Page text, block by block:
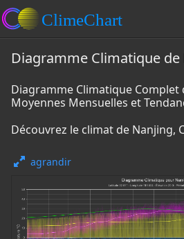
Diagramme Climatique de
Diagramme Climatique Complet
Moyennes Mensuelles et
Découvrez le climat de Nanjing,
agrandir